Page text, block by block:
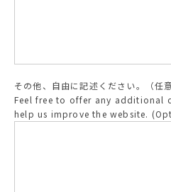
その他、自由に記述ください。（任意
Feel free to offer any additional
help us improve the website.